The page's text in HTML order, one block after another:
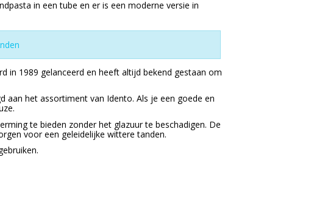
in een tube en er is een moderne versie in
in 1989 gelanceerd en heeft altijd bekend gestaan om
aan het assortiment van Idento. Als je een goede en
te bieden zonder het glazuur te beschadigen. De
voor een geleidelijke wittere tanden.